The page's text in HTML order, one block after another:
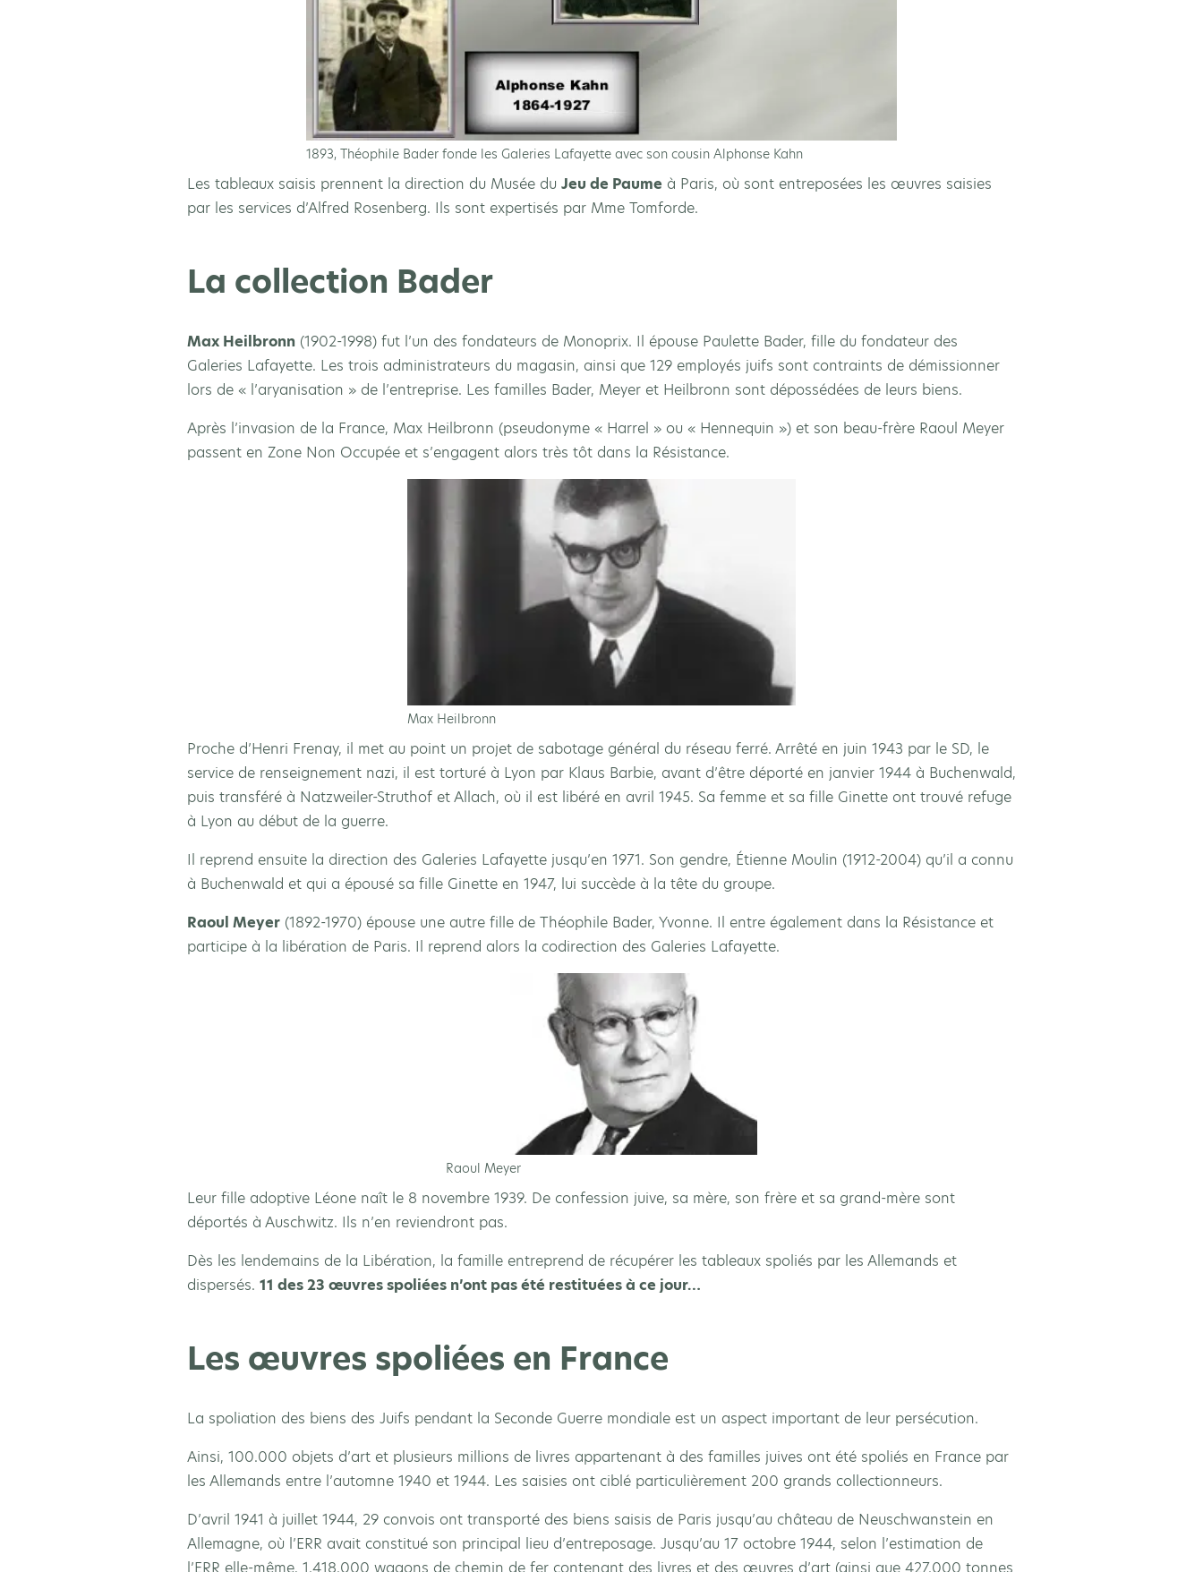
1893, Théophile Bader fonde les Galeries Lafayette avec son cousin Alphonse Kahn
Les tableaux saisis prennent la direction du Musée du Jeu de Paume à Paris, où sont entreposées les œuvres saisies
par les services d’Alfred Rosenberg. Ils sont expertisés par Mme Tomforde.
La collection Bader
Max Heilbronn (1902-1998) fut l’un des fondateurs de Monoprix. Il épouse Paulette Bader, fille du fondateur des
Galeries Lafayette. Les trois administrateurs du magasin, ainsi que 129 employés juifs sont contraints de démissionner
lors de « l’aryanisation » de l’entreprise. Les familles Bader, Meyer et Heilbronn sont dépossédées de leurs biens.
Après l’invasion de la France, Max Heilbronn (pseudonyme « Harrel » ou « Hennequin ») et son beau-frère Raoul Meyer
passent en Zone Non Occupée et s’engagent alors très tôt dans la Résistance.
Max Heilbronn
Proche d’Henri Frenay, il met au point un projet de sabotage général du réseau ferré. Arrêté en juin 1943 par le SD, le
service de renseignement nazi, il est torturé à Lyon par Klaus Barbie, avant d’être déporté en janvier 1944 à Buchenwald,
puis transféré à Natzweiler-Struthof et Allach, où il est libéré en avril 1945. Sa femme et sa fille Ginette ont trouvé refuge
à Lyon au début de la guerre.
Il reprend ensuite la direction des Galeries Lafayette jusqu’en 1971. Son gendre, Étienne Moulin (1912-2004) qu’il a connu
à Buchenwald et qui a épousé sa fille Ginette en 1947, lui succède à la tête du groupe.
Raoul Meyer (1892-1970) épouse une autre fille de Théophile Bader, Yvonne. Il entre également dans la Résistance et
participe à la libération de Paris. Il reprend alors la codirection des Galeries Lafayette.
Raoul Meyer
Leur fille adoptive Léone naît le 8 novembre 1939. De confession juive, sa mère, son frère et sa grand-mère sont
déportés à Auschwitz. Ils n’en reviendront pas.
Dès les lendemains de la Libération, la famille entreprend de récupérer les tableaux spoliés par les Allemands et
dispersés. 11 des 23 œuvres spoliées n’ont pas été restituées à ce jour…
Les œuvres spoliées en France
La spoliation des biens des Juifs pendant la Seconde Guerre mondiale est un aspect important de leur persécution.
Ainsi, 100.000 objets d’art et plusieurs millions de livres appartenant à des familles juives ont été spoliés en France par
les Allemands entre l’automne 1940 et 1944. Les saisies ont ciblé particulièrement 200 grands collectionneurs.
D’avril 1941 à juillet 1944, 29 convois ont transporté des biens saisis de Paris jusqu’au château de Neuschwanstein en
Allemagne, où l’ERR avait constitué son principal lieu d’entreposage. Jusqu’au 17 octobre 1944, selon l’estimation de